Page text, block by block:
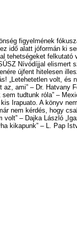
figyelmének
idő alatt jóformán ki
tehetségeket
Nívódíjjal elismert
újfent hitelesen
„Letehetetlen volt, és
ami” – Dr. Hatvany
tudtunk róla” –
Irapuato. A könyv
nem kérdés, hogy
– Dajka László
kikapunk” – L. Pap